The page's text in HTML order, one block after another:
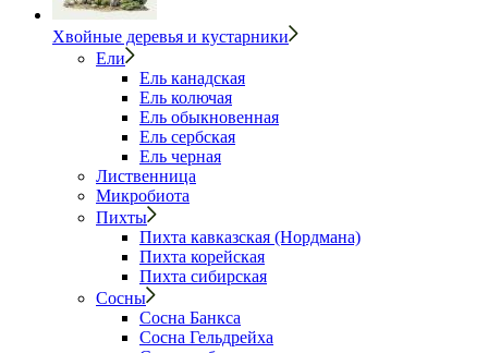
Хвойные деревья и кустарники
Ели
Ель канадская
Ель колючая
Ель обыкновенная
Ель сербская
Ель черная
Лиственница
Микробиота
Пихты
Пихта кавказская (Нордмана)
Пихта корейская
Пихта сибирская
Сосны
Сосна Банкса
Сосна Гельдрейха